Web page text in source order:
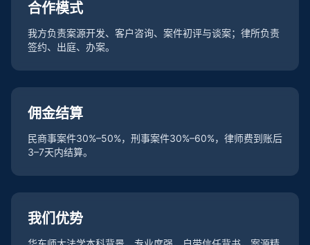
合作模式
我方负责案源开发、客户咨询、案件初评与谈案；律所负责
签约、出庭、办案。
佣金结算
民商事案件30%–50%，刑事案件30%–60%，律师费到账后
3–7天内结算。
我们优势